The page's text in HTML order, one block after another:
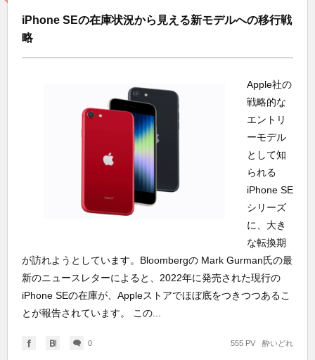
iPhone SEの在庫状況から見える新モデルへの移行戦
略
Apple社の
戦略的な
エントリ
ーモデル
として知
られる
iPhone SE
シリーズ
に、大き
な転換期
が訪れようとしています。Bloombergの Mark Gurman氏の最
新のニュースレターによると、2022年に発売された現行の
iPhone SEの在庫が、Appleストアでほぼ底をつきつつあるこ
とが報告されています。 この...
0 酔いどれ
555 PV